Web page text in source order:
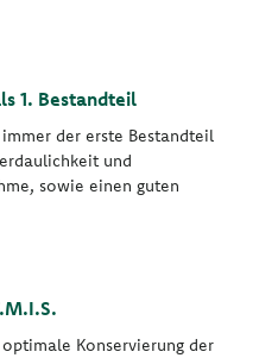
1. Bestandteil
der erste Bestandteil
und
sowie einen guten
Konservierung der